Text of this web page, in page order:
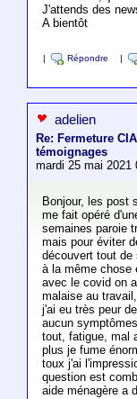
J'attends des
A bientôt
Répondre
adelien
Re: Fermeture
témoignages
mardi 25 mai 2021
Bonjour, les post
me fait opéré
semaines paroie
mais pour éviter
découvert tout
à la même chose
avec le covid on
malaise au
j'ai eu très peur
aucun
tout, fatigue, mal
plus je fume
toux j'ai
question est
aide ménagère a